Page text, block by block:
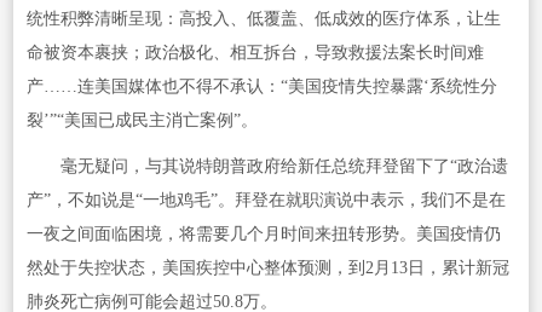
统性积弊清晰呈现：高投入、低覆盖、低成效的医疗体系，让生
命被资本裹挟；政治极化、相互拆台，导致救援法案长时间难
产……连美国媒体也不得不承认：“美国疫情失控暴露‘系统性分
裂’”“美国已成民主消亡案例”。
毫无疑问，与其说特朗普政府给新任总统拜登留下了“政治遗
产”，不如说是“一地鸡毛”。拜登在就职演说中表示，我们不是在
一夜之间面临困境，将需要几个月时间来扭转形势。美国疫情仍
然处于失控状态，美国疾控中心整体预测，到2月13日，累计新冠
肺炎死亡病例可能会超过50.8万。